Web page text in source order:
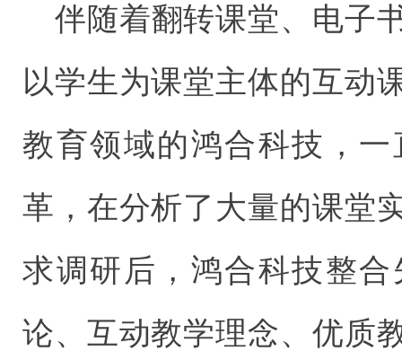
伴随着翻转课堂、电子
以学生为课堂主体的互动
教育领域的鸿合科技，
革，在分析了大量的课堂
求调研后，鸿合科技整
论、互动教学理念、优质